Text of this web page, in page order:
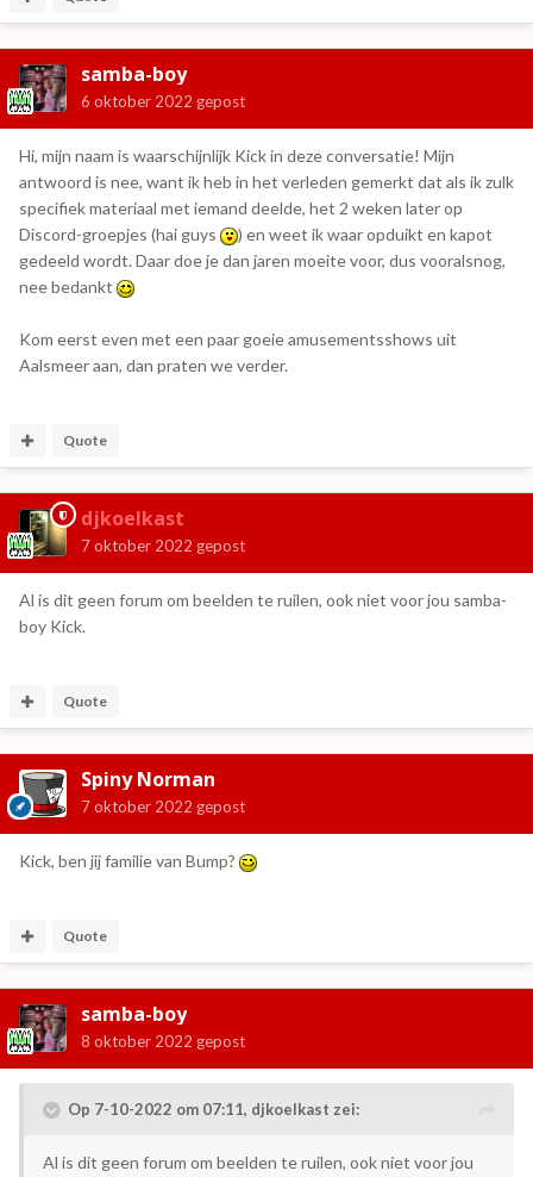
samba-boy
6 oktober 2022 gepost
Hi, mijn naam is waarschijnlijk Kick in deze conversatie! Mijn
antwoord is nee, want ik heb in het verleden gemerkt dat als ik zulk
specifiek materiaal met iemand deelde, het 2 weken later op
Discord-groepjes (hai guys
) en weet ik waar opduikt en kapot
gedeeld wordt. Daar doe je dan jaren moeite voor, dus vooralsnog,
nee bedankt
Kom eerst even met een paar goeie amusementsshows uit
Aalsmeer aan, dan praten we verder.
Quote
djkoelkast
7 oktober 2022 gepost
Al is dit geen forum om beelden te ruilen, ook niet voor jou samba-
boy Kick.
Quote
Spiny Norman
7 oktober 2022 gepost
Kick, ben jij familie van Bump?
Quote
samba-boy
8 oktober 2022 gepost
Op 7-10-2022 om 07:11, djkoelkast zei:
Al is dit geen forum om beelden te ruilen, ook niet voor jou